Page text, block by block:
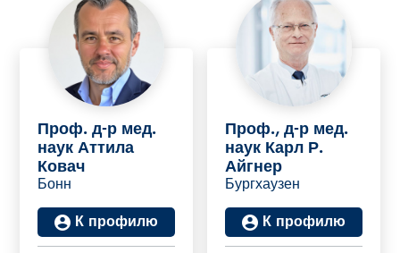
Проф. д-р мед.
наук Аттила
Ковач
Бонн
К профилю
Проф., д-р мед.
наук Карл Р.
Айгнер
Бургхаузен
К профилю